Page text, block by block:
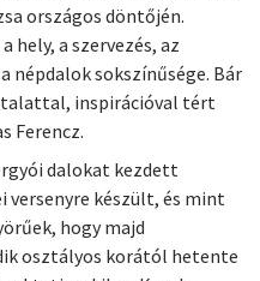
országos döntőjén.
hely, a szervezés, az
népdalok sokszínűsége. Bár
inspirációval tért
Ferencz.
dalokat kezdett
versenyre készült, és mint
hogy majd
osztályos korától hetente